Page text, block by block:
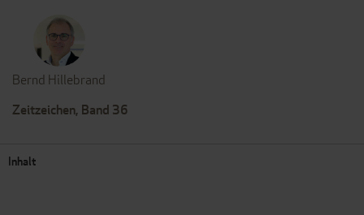
Bernd Hillebrand
Zeitzeichen, Band 36
Inhalt